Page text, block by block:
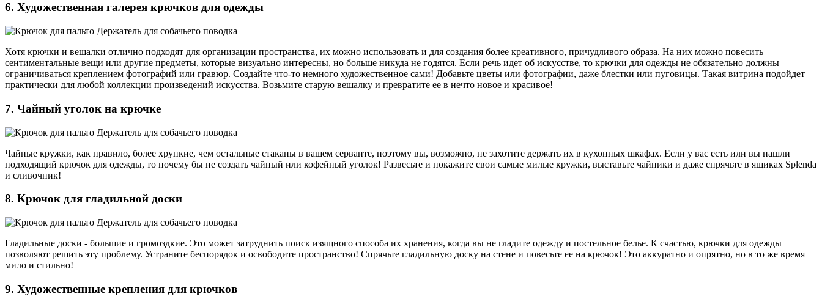
6. Художественная галерея крючков для одежды
Хотя крючки и вешалки отлично подходят для организации пространства, их можно использовать и для создания более креативного, причудливого образа. На них можно повесить
сентиментальные вещи или другие предметы, которые визуально интересны, но больше никуда не годятся. Если речь идет об искусстве, то крючки для одежды не обязательно должны
ограничиваться креплением фотографий или гравюр. Создайте что-то немного художественное сами! Добавьте цветы или фотографии, даже блестки или пуговицы. Такая витрина подойдет
практически для любой коллекции произведений искусства. Возьмите старую вешалку и превратите ее в нечто новое и красивое!
7. Чайный уголок на крючке
Чайные кружки, как правило, более хрупкие, чем остальные стаканы в вашем серванте, поэтому вы, возможно, не захотите держать их в кухонных шкафах. Если у вас есть или вы нашли
подходящий крючок для одежды, то почему бы не создать чайный или кофейный уголок! Развесьте и покажите свои самые милые кружки, выставьте чайники и даже спрячьте в ящиках Splenda
и сливочник!
8. Крючок для гладильной доски
Гладильные доски - большие и громоздкие. Это может затруднить поиск изящного способа их хранения, когда вы не гладите одежду и постельное белье. К счастью, крючки для одежды
позволяют решить эту проблему. Устраните беспорядок и освободите пространство! Спрячьте гладильную доску на стене и повесьте ее на крючок! Это аккуратно и опрятно, но в то же время
мило и стильно!
9. Художественные крепления для крючков